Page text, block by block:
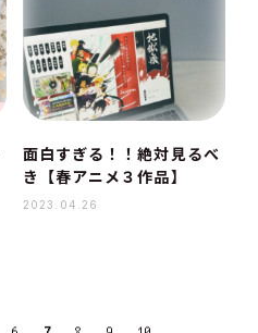
面白すぎる！！絶対見るべ
き【春アニメ３作品】
2023.04.26